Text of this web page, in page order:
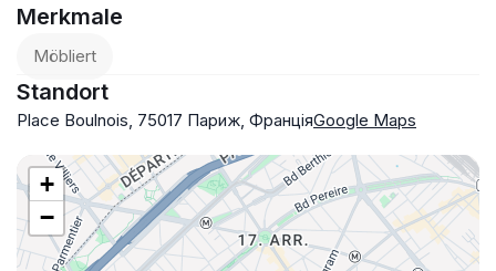
Merkmale
Möbliert
Standort
Place Boulnois, 75017 Париж, ФранціяGoogle Maps
+
−